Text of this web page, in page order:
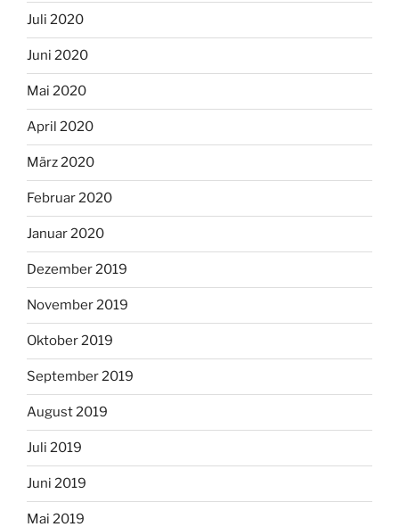
Juli 2020
Juni 2020
Mai 2020
April 2020
März 2020
Februar 2020
Januar 2020
Dezember 2019
November 2019
Oktober 2019
September 2019
August 2019
Juli 2019
Juni 2019
Mai 2019